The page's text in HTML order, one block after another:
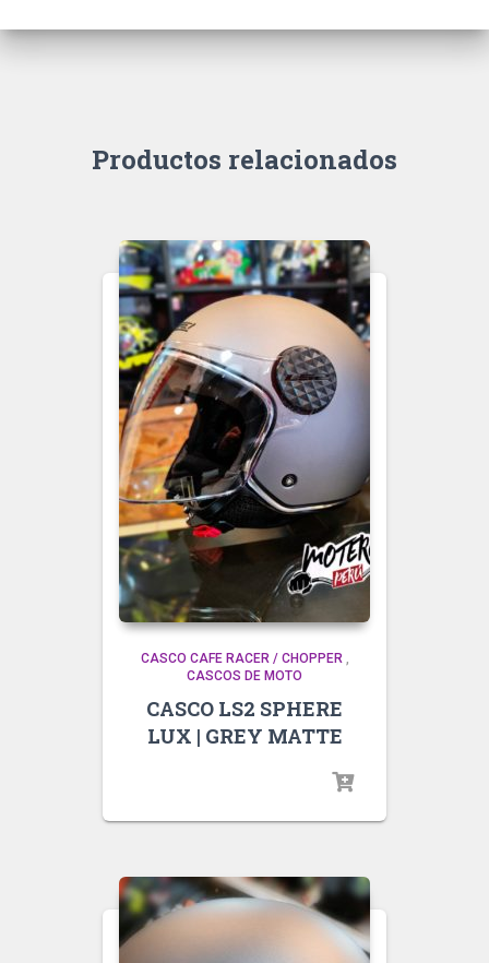
Productos relacionados
CASCO CAFE RACER / CHOPPER,
CASCOS DE MOTO
CASCO LS2 SPHERE
LUX | GREY MATTE